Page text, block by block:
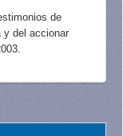
de
y del accionar